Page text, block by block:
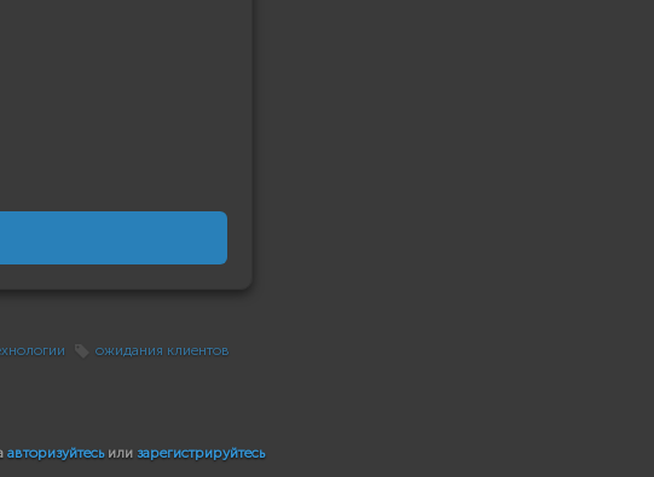
ожидания клиентов
авторизуйтесьили зарегистрируйтесь